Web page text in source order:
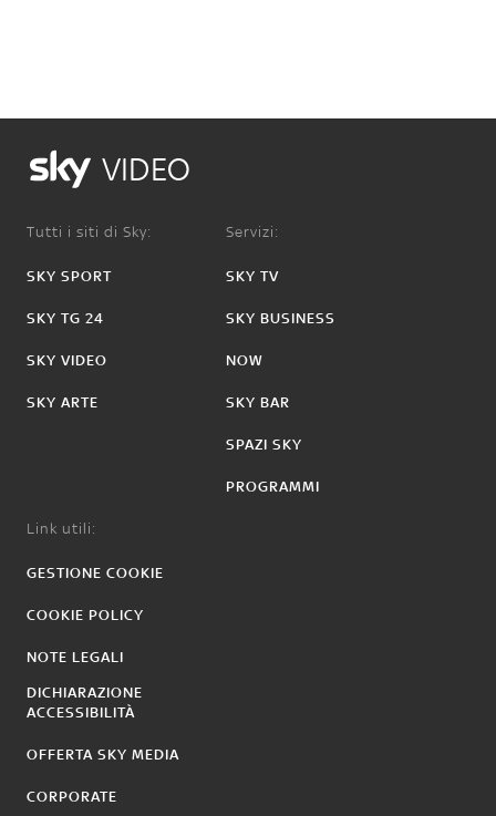
VIDEO
Tutti i siti di Sky:
SKY SPORT
SKY TG 24
SKY VIDEO
SKY ARTE
Servizi:
SKY TV
SKY BUSINESS
NOW
SKY BAR
SPAZI SKY
PROGRAMMI
Link utili:
GESTIONE COOKIE
COOKIE POLICY
NOTE LEGALI
DICHIARAZIONE
ACCESSIBILITÀ
OFFERTA SKY MEDIA
CORPORATE